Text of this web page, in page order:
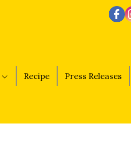
Recipe Press Releases